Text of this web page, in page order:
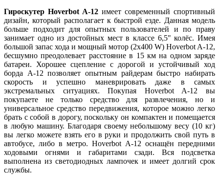
Гироскутер Hoverbot A-12 имеет современный спортивный
дизайн, который располагает к быстрой езде. Данная модель
больше подходит для опытных пользователей и по праву
занимает одно из достойных мест в классе 6,5" колёс. Имея
большой запас хода и мощный мотор (2х400 W) Hoverbot A-12,
бесшумно преодолевает расстояние в 15 км на одном заряде
батареи. Хорошее сцепление с дорогой и устойчивый ход
борда A-12 позволяет опытным райдерам быстро набирать
скорость и успешно маневрировать даже в самых
экстремальных ситуациях. Покупая Hoverbot A-12 вы
покупаете не только средство для развлечения, но и
универсальное средство передвижения, которое можно легко
брать с собой в дорогу, поскольку он компактен и помещается
в любую машину. Благодаря своему небольшому весу (10 кг)
вы легко можете взять его в руки и продолжить свой путь в
автобусе, либо в метро. Hoverbot А-12 оснащён передними
ходовыми огнями и габаритами сзади. Вся подсветка
выполнена из светодиодных лампочек и имеет долгий срок
службы.